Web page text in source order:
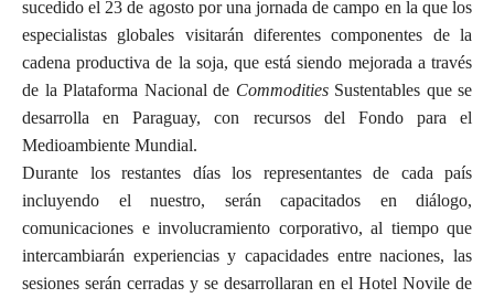
sucedido el 23 de agosto por una jornada de campo en la que los
especialistas globales visitarán diferentes componentes de la
cadena productiva de la soja, que está siendo mejorada a través
de la Plataforma Nacional de CommoditiesSustentables que se
desarrolla en Paraguay, con recursos del Fondo para el
Medioambiente Mundial.
Durante los restantes días los representantes de cada país
incluyendo el nuestro, serán capacitados en diálogo,
comunicaciones e involucramiento corporativo, al tiempo que
intercambiarán experiencias y capacidades entre naciones, las
sesiones serán cerradas y se desarrollaran en el Hotel Novile de